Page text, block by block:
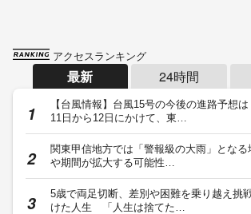
アクセスランキング
最新 24時間
【台風情報】台風15号の今後の進路予想
11日から12日にかけて、東…
関東甲信地方では「警報級の大雨」となる
や期間が拡大する可能性…
5歳で両足切断、差別や困難を乗り越え挑
けた人生 「人生は捨てた…